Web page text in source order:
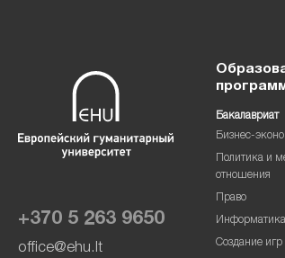
+370 5 263 9650
office@ehu.lt
Бакалавриат
Бизнес-
Политика и
отношения
Право
Информатика
Создание игр